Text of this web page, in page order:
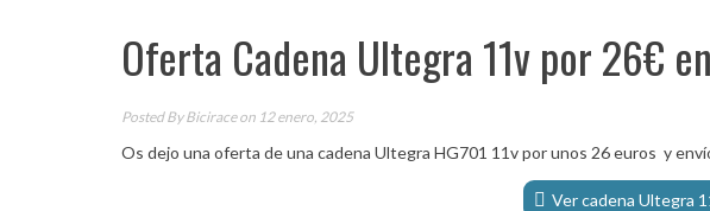
Oferta Cadena Ultegra 11v por 26€
Posted ByBiciraceon 12 enero, 2025
Os dejo una oferta de una cadena Ultegra HG701 11v por unos 26 euros y
Ver cadena Ultegra